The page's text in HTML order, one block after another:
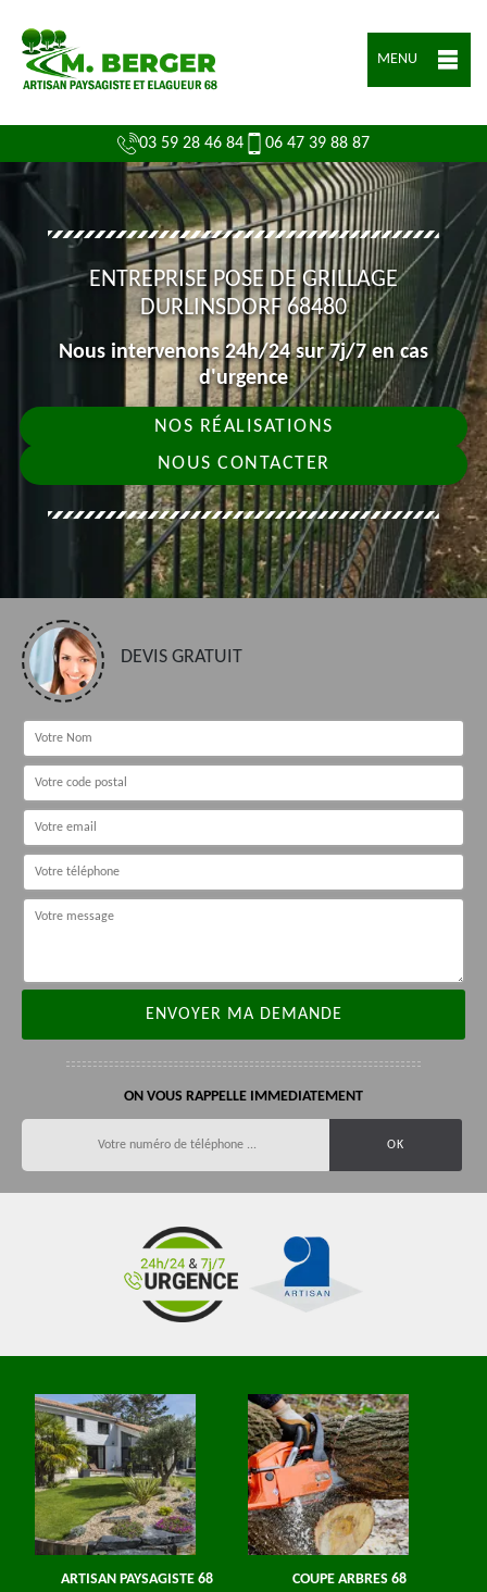
MENU
03 59 28 46 84 06 47 39 88 87
ENTREPRISE POSE DE GRILLAGE
DURLINSDORF 68480
Nous intervenons 24h/24 sur 7j/7 en cas
d'urgence
NOS RÉALISATIONS
NOUS CONTACTER
DEVIS GRATUIT
ON VOUS RAPPELLE IMMEDIATEMENT
ARTISAN PAYSAGISTE 68 COUPE ARBRES 68